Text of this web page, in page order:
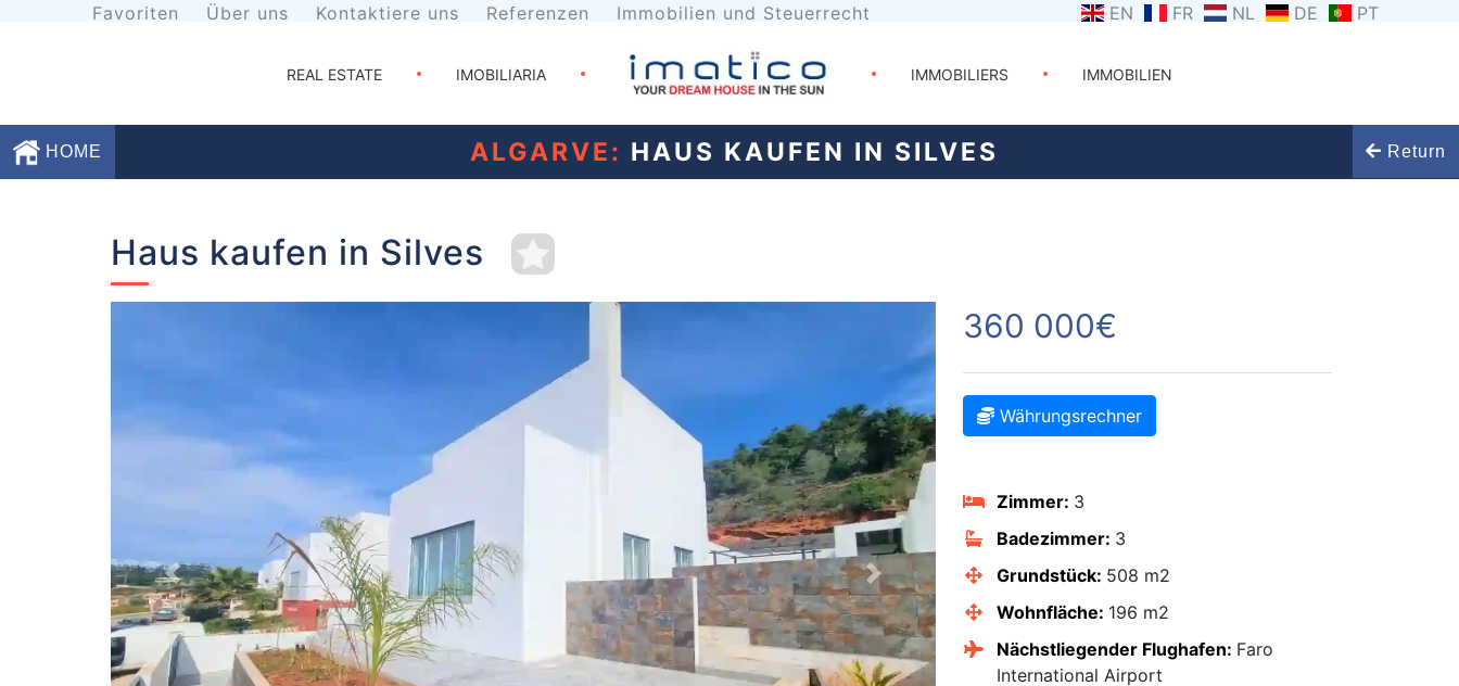
Favoriten Über uns Kontaktiere uns Referenzen Immobilien und Steuerrecht EN FR NL DE PT
REAL ESTATE IMOBILIARIA IMMOBILIERS IMMOBILIEN
HOME ALGARVE: HAUS KAUFEN IN SILVES Return
Geschäftsbedingungen
Steuerrecht
Haus kaufen in Silves
Previous Next
360 000€
Währungsrechner
Zimmer: 3
Badezimmer: 3
Grundstück: 508 m2
Wohnfläche: 196 m2
Nächstliegender Flughafen: Faro
International Airport